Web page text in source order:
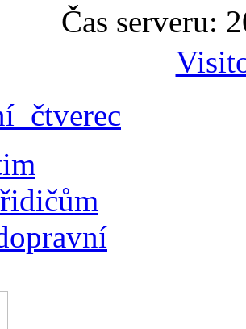
Čas serveru: